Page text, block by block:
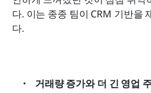
다. 이는 종종 팀이 CRM 기반을
다.
거래량 증가와 더 긴 영업